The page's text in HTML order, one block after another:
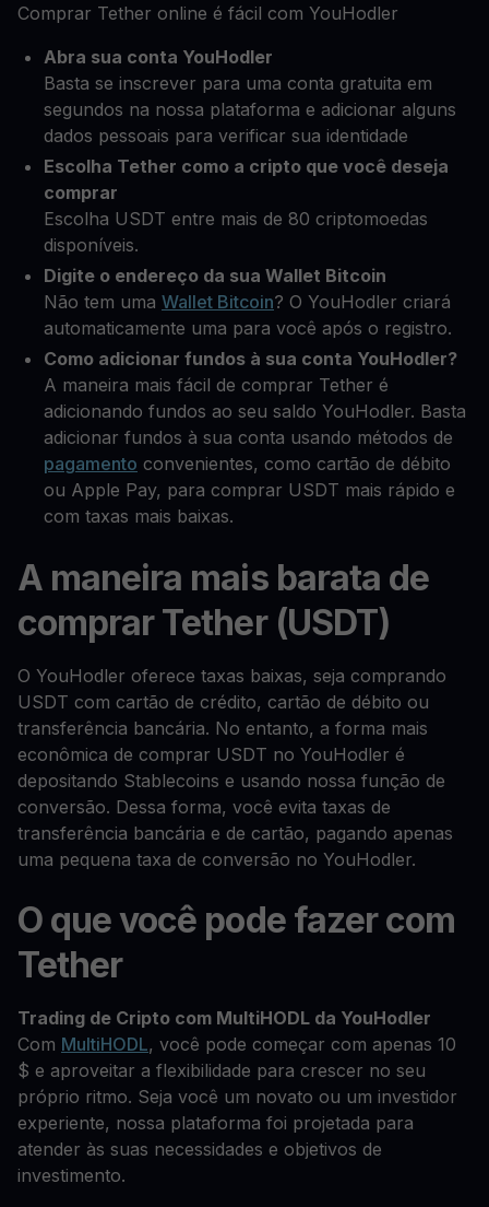
Comprar Tether online é fácil com YouHodler
Abra sua conta YouHodler
Basta se inscrever para uma conta gratuita em
segundos na nossa plataforma e adicionar alguns
dados pessoais para verificar sua identidade
Escolha Tether como a cripto que você deseja
comprar
Escolha USDT entre mais de 80 criptomoedas
disponíveis.
Digite o endereço da sua Wallet Bitcoin
Não tem uma Wallet Bitcoin? O YouHodler criará
automaticamente uma para você após o registro.
Como adicionar fundos à sua conta YouHodler?
A maneira mais fácil de comprar Tether é
adicionando fundos ao seu saldo YouHodler. Basta
adicionar fundos à sua conta usando métodos de
pagamento convenientes, como cartão de débito
ou Apple Pay, para comprar USDT mais rápido e
com taxas mais baixas.
A maneira mais barata de
comprar Tether (USDT)
O YouHodler oferece taxas baixas, seja comprando
USDT com cartão de crédito, cartão de débito ou
transferência bancária. No entanto, a forma mais
econômica de comprar USDT no YouHodler é
depositando Stablecoins e usando nossa função de
conversão. Dessa forma, você evita taxas de
transferência bancária e de cartão, pagando apenas
uma pequena taxa de conversão no YouHodler.
O que você pode fazer com
Tether
Trading de Cripto com MultiHODL da YouHodler
Com MultiHODL, você pode começar com apenas 10
$ e aproveitar a flexibilidade para crescer no seu
próprio ritmo. Seja você um novato ou um investidor
experiente, nossa plataforma foi projetada para
atender às suas necessidades e objetivos de
investimento.